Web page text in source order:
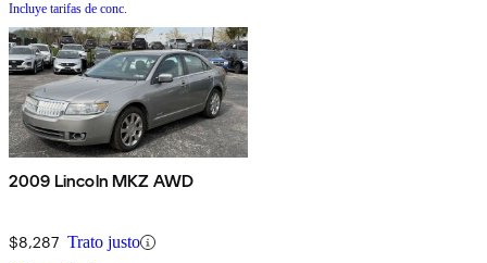
Incluye tarifas de conc.
2009 Lincoln MKZ AWD
$8,287 Trato justo